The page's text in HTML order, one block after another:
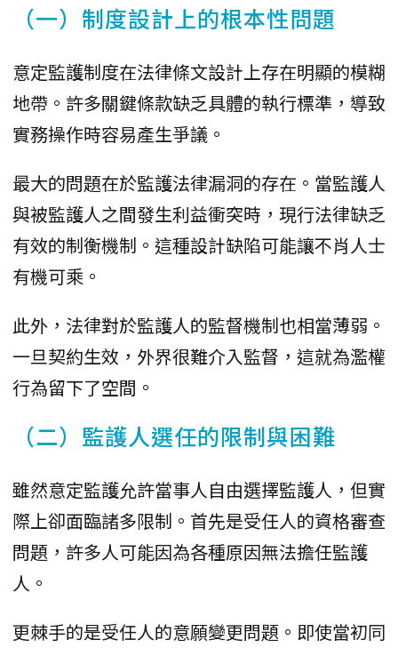
（一）制度設計上的根本性問題
意定監護制度在法律條文設計上存在明顯的模糊
地帶。許多關鍵條款缺乏具體的執行標準，導致
實務操作時容易產生爭議。
最大的問題在於監護法律漏洞的存在。當監護人
與被監護人之間發生利益衝突時，現行法律缺乏
有效的制衡機制。這種設計缺陷可能讓不肖人士
有機可乘。
此外，法律對於監護人的監督機制也相當薄弱。
一旦契約生效，外界很難介入監督，這就為濫權
行為留下了空間。
（二）監護人選任的限制與困難
雖然意定監護允許當事人自由選擇監護人，但實
際上卻面臨諸多限制。首先是受任人的資格審查
問題，許多人可能因為各種原因無法擔任監護
人。
更棘手的是受任人的意願變更問題。即使當初同